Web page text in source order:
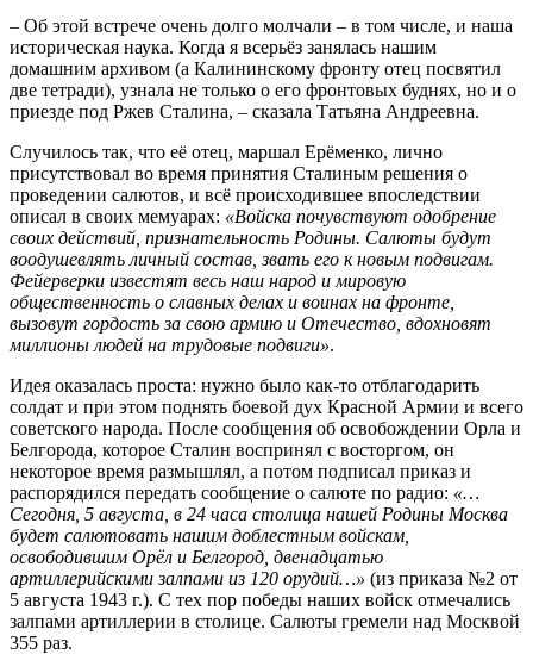
– Об этой встрече очень долго молчали – в том числе, и наша
историческая наука. Когда я всерьёз занялась нашим
домашним архивом (а Калининскому фронту отец посвятил
две тетради), узнала не только о его фронтовых буднях, но и о
приезде под Ржев Сталина, – сказала Татьяна Андреевна.
Случилось так, что её отец, маршал Ерёменко, лично
присутствовал во время принятия Сталиным решения о
проведении салютов, и всё происходившее впоследствии
описал в своих мемуарах: «Войска почувствуют одобрение
своих действий, признательность Родины. Салюты будут
воодушевлять личный состав, звать его к новым подвигам.
Фейерверки известят весь наш народ и мировую
общественность о славных делах и воинах на фронте,
вызовут гордость за свою армию и Отечество, вдохновят
миллионы людей на трудовые подвиги».
Идея оказалась проста: нужно было как-то отблагодарить
солдат и при этом поднять боевой дух Красной Армии и всего
советского народа. После сообщения об освобождении Орла и
Белгорода, которое Сталин воспринял с восторгом, он
некоторое время размышлял, а потом подписал приказ и
распорядился передать сообщение о салюте по радио: «…
Сегодня, 5 августа, в 24 часа столица нашей Родины Москва
будет салютовать нашим доблестным войскам,
освободившим Орёл и Белгород, двенадцатью
артиллерийскими залпами из 120 орудий…» (из приказа №2 от
5 августа 1943 г.). С тех пор победы наших войск отмечались
залпами артиллерии в столице. Салюты гремели над Москвой
355 раз.